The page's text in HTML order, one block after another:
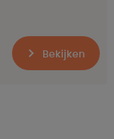
Bekijken